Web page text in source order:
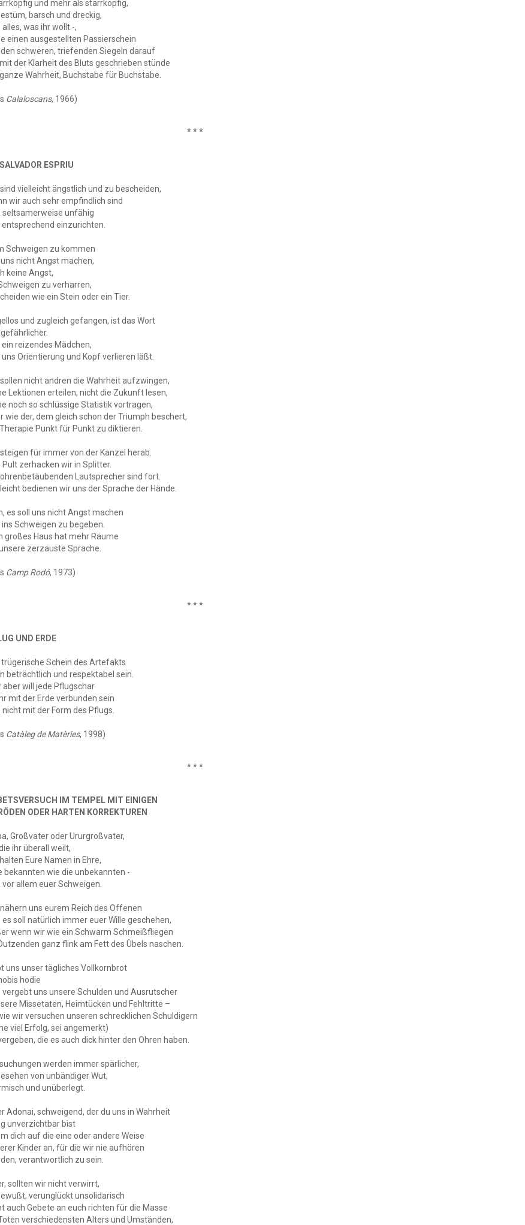
und mehr als starrköpfig,
barsch und dreckig,
alles, was ihr wollt -,
einen ausgestellten Passierschein
schweren, triefenden Siegeln darauf
der Klarheit des Bluts geschrieben stünde
Wahrheit, Buchstabe für Buchstabe.
Calaloscans, 1966)
* * *
ESPRIU
vielleicht ängstlich und zu bescheiden,
wir auch sehr empfindlich sind
seltsamerweise unfähig
entsprechend einzurichten.
Schweigen zu kommen
nicht Angst machen,
keine Angst,
zu verharren,
wie ein Stein oder ein Tier.
und zugleich gefangen, ist das Wort
ein reizendes Mädchen,
uns Orientierung und Kopf verlieren läßt.
nicht andren die Wahrheit aufzwingen,
Lektionen erteilen, nicht die Zukunft lesen,
noch so schlüssige Statistik vortragen,
wie der, dem gleich schon der Triumph beschert,
Punkt für Punkt zu diktieren.
für immer von der Kanzel herab.
Pult zerhacken wir in Splitter.
ohrenbetäubenden Lautsprecher sind fort.
bedienen wir uns der Sprache der Hände.
es soll uns nicht Angst machen
ins Schweigen zu begeben.
großes Haus hat mehr Räume
zerzauste Sprache.
Camp Rodó, 1973)
* * *
UND ERDE
trügerische Schein des Artefakts
beträchtlich und respektabel sein.
aber will jede Pflugschar
mit der Erde verbunden sein
nicht mit der Form des Pflugs.
Catàleg de Matèries, 1998)
* * *
IM TEMPEL MIT EINIGEN
ODER HARTEN KORREKTUREN
Großvater oder Ururgroßvater,
die ihr überall weilt,
Eure Namen in Ehre,
bekannten wie die unbekannten -
vor allem euer Schweigen.
uns eurem Reich des Offenen
es soll natürlich immer euer Wille geschehen,
wenn wir wie ein Schwarm Schmeißfliegen
ganz flink am Fett des Übels naschen.
uns unser tägliches Vollkornbrot
hodie
vergebt uns unsere Schulden und Ausrutscher
Missetaten, Heimtücken und Fehltritte –
wir versuchen unseren schrecklichen Schuldigern
viel Erfolg, sei angemerkt)
die es auch dick hinter den Ohren haben.
werden immer spärlicher,
von unbändiger Wut,
und unüberlegt.
Adonai, schweigend, der du uns in Wahrheit
unverzichtbar bist
dich auf die eine oder andere Weise
Kinder an, für die wir nie aufhören
verantwortlich zu sein.
sollten wir nicht verwirrt,
verunglückt unsolidarisch
auch Gebete an euch richten für die Masse
verschiedensten Alters und Umständen,